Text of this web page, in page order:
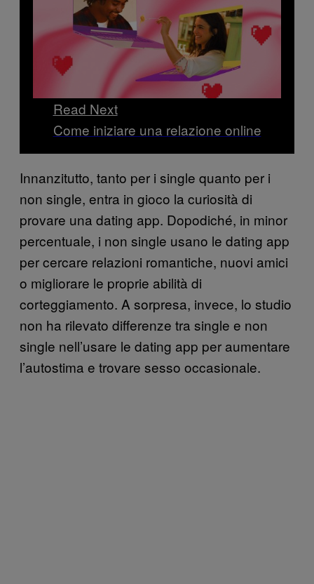
Read Next
Come iniziare una relazione online
Innanzitutto, tanto per i single quanto per i
non single, entra in gioco la curiosità di
provare una dating app. Dopodiché, in minor
percentuale, i non single usano le dating app
per cercare relazioni romantiche, nuovi amici
o migliorare le proprie abilità di
corteggiamento. A sorpresa, invece, lo studio
non ha rilevato differenze tra single e non
single nell’usare le dating app per aumentare
l’autostima e trovare sesso occasionale.